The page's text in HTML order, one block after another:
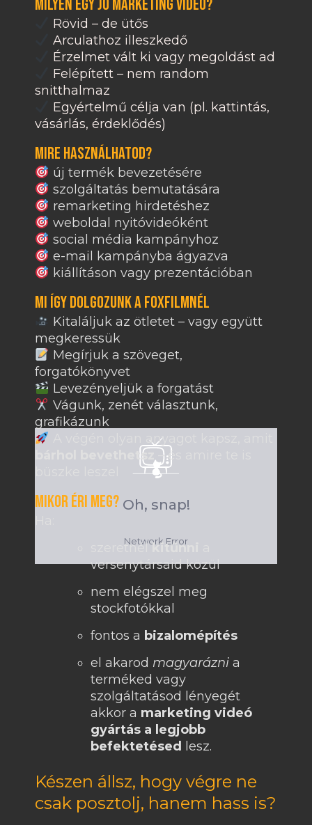
Milyen egy jó marketing videó?
Rövid – de ütős
Arculathoz illeszkedő
Érzelmet vált ki vagy megoldást ad
Felépített – nem random
snitthalmaz
Egyértelmű célja van (pl. kattintás,
vásárlás, érdeklődés)
Mire használhatod?
új termék bevezetésére
szolgáltatás bemutatására
remarketing hirdetéshez
weboldal nyitóvideóként
social média kampányhoz
e-mail kampányba ágyazva
kiállításon vagy prezentációban
Mi így dolgozunk a Foxfilmnél
Kitaláljuk az ötletet – vagy együtt
megkeressük
Megírjuk a szöveget,
forgatókönyvet
Levezényeljük a forgatást
Vágunk, zenét választunk,
grafikázunk
A végén olyan anyagot kapsz, amit
bárhol bevethetsz
– és amire te is
Mikor éri meg?
szeretnélkitűnni
versenytársaid közül
nem elégszel meg
stockfotókkal
fontos a bizalomépítés
el akarod magyarázni a
terméked vagy
szolgáltatásod lényegét
akkor a marketing videó
gyártás a legjobb
befektetésed
lesz.
Készen állsz, hogy végre ne
csak posztolj, hanem hass is?